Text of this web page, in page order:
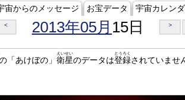
宙からのメッセージ お宝データ 宇宙カレン
< 2013年05月 15日 >
「あけぼの」 衛星
えいせい
のデータは登録
とうろく
されていませ